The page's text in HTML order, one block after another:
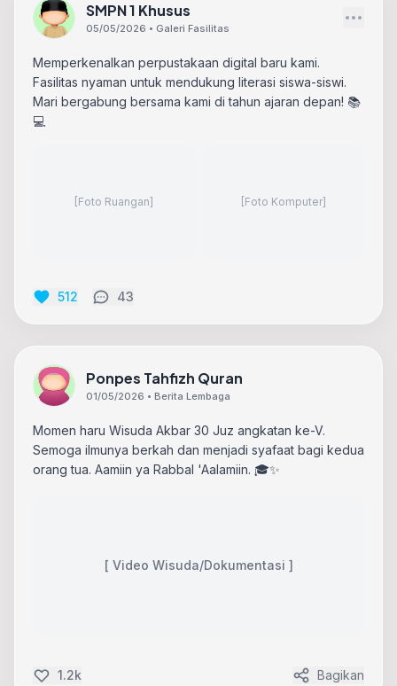
SMPN 1 Khusus
05/05/2026 • Galeri Fasilitas
Memperkenalkan perpustakaan digital baru kami.
Fasilitas nyaman untuk mendukung literasi siswa-siswi.
Mari bergabung bersama kami di tahun ajaran depan! 📚
💻
[Foto Ruangan] [Foto Komputer]
512 43
Ponpes Tahfizh Quran
01/05/2026 • Berita Lembaga
Momen haru Wisuda Akbar 30 Juz angkatan ke-V.
Semoga ilmunya berkah dan menjadi syafaat bagi kedua
orang tua. Aamiin ya Rabbal 'Aalamiin. 🎓✨
[ Video Wisuda/Dokumentasi ]
1.2k Bagikan